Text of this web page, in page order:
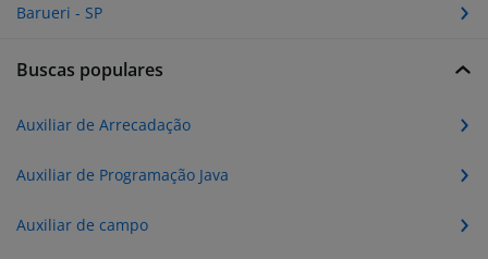
Barueri - SP
Buscas populares
Auxiliar de Arrecadação
Auxiliar de Programação Java
Auxiliar de campo